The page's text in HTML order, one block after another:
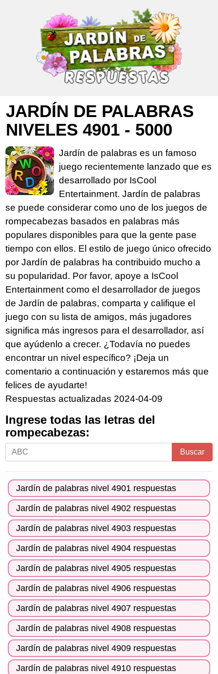
JARDÍN DE PALABRAS
NIVELES 4901 - 5000
Jardín de palabras es un famoso
juego recientemente lanzado que es
desarrollado por IsCool
Entertainment. Jardín de palabras
se puede considerar como uno de los juegos de
rompecabezas basados en palabras más
populares disponibles para que la gente pase
tiempo con ellos. El estilo de juego único ofrecido
por Jardín de palabras ha contribuido mucho a
su popularidad. Por favor, apoye a IsCool
Entertainment como el desarrollador de juegos
de Jardín de palabras, comparta y califique el
juego con su lista de amigos, más jugadores
significa más ingresos para el desarrollador, así
que ayúdenlo a crecer. ¿Todavía no puedes
encontrar un nivel específico? ¡Deja un
comentario a continuación y estaremos más que
felices de ayudarte!
Respuestas actualizadas 2024-04-09
Ingrese todas las letras del
rompecabezas:
Ingrese
todas
letras
del
rompecabezas:
Buscar
Jardín de palabras nivel 4901 respuestas
Jardín de palabras nivel 4902 respuestas
Jardín de palabras nivel 4903 respuestas
Jardín de palabras nivel 4904 respuestas
Jardín de palabras nivel 4905 respuestas
Jardín de palabras nivel 4906 respuestas
Jardín de palabras nivel 4907 respuestas
Jardín de palabras nivel 4908 respuestas
Jardín de palabras nivel 4909 respuestas
Jardín de palabras nivel 4910 respuestas